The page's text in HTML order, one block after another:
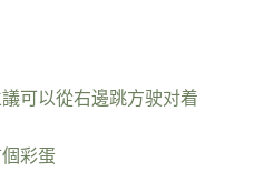
可以從右邊跳方驶对着
彩蛋